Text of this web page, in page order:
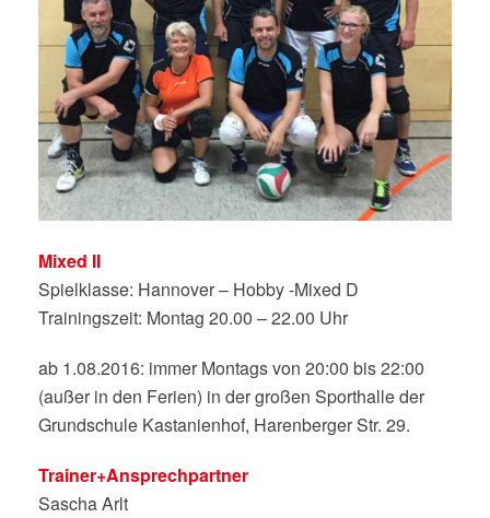
Mixed II
Spielklasse: Hannover – Hobby -Mixed D
Trainingszeit: Montag 20.00 – 22.00 Uhr
ab 1.08.2016: immer Montags von 20:00 bis 22:00
(außer in den Ferien) in der großen Sporthalle der
Grundschule Kastanienhof, Harenberger Str. 29.
Trainer+Ansprechpartner
Sascha Arlt